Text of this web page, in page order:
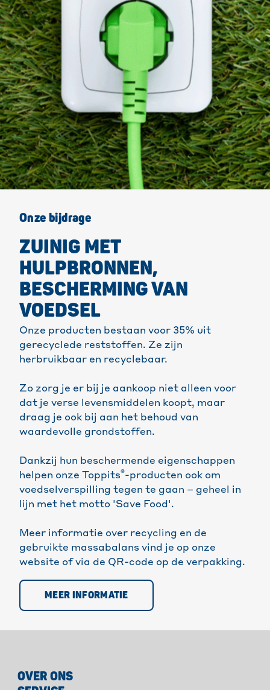
Onze bijdrage
ZUINIG MET
HULPBRONNEN,
BESCHERMING VAN
VOEDSEL
Onze producten bestaan voor 35% uit
gerecyclede reststoffen. Ze zijn
herbruikbaar en recyclebaar.
Zo zorg je er bij je aankoop niet alleen voor
dat je verse levensmiddelen koopt, maar
draag je ook bij aan het behoud van
waardevolle grondstoffen.
Dankzij hun beschermende eigenschappen
helpen onze Toppits®-producten ook om
voedselverspilling tegen te gaan – geheel in
lijn met het motto 'Save Food'.
Meer informatie over recycling en de
gebruikte massabalans vind je op onze
website of via de QR-code op de verpakking.
MEER INFORMATIE
OVER ONS